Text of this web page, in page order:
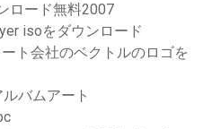
ロード無料2007
isoをダウンロード
ト会社のベクトルのロゴを
バムアート